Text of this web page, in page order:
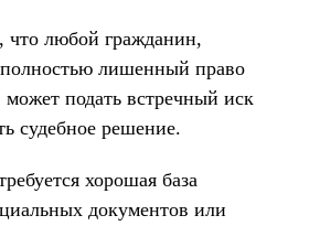
что любой гражданин,
лишенный право
может подать встречный иск
судебное решение.
хорошая база
документов или